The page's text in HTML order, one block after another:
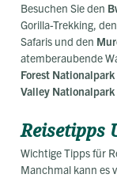
Besuchen Sie den
Gorilla-Trekking, den
Safaris und den
atemberaubende
Forest Nationalpark
Valley Nationalpark
Reisetipps
Wichtige Tipps für
Manchmal kann es